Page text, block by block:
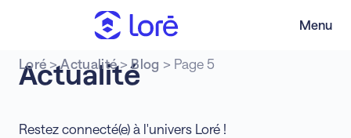
Menu
Loré >Actualité>Blog > Page 5
Actualité
Restez connecté(e) à l'univers Loré !